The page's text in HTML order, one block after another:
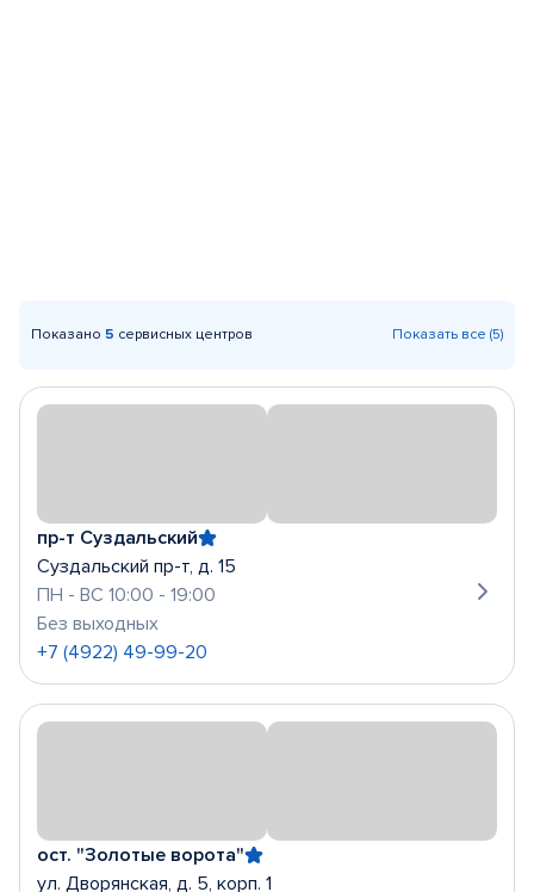
Показано 5 сервисных центров Показать все (5)
пр-т Суздальский
Суздальский пр-т, д. 15
ПН - ВС 10:00 - 19:00
Без выходных
+7 (4922) 49-99-20
ост. "Золотые ворота"
ул. Дворянская, д. 5, корп. 1